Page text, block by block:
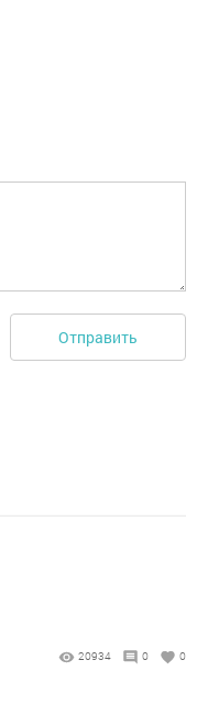
Отправить
20934 0 0